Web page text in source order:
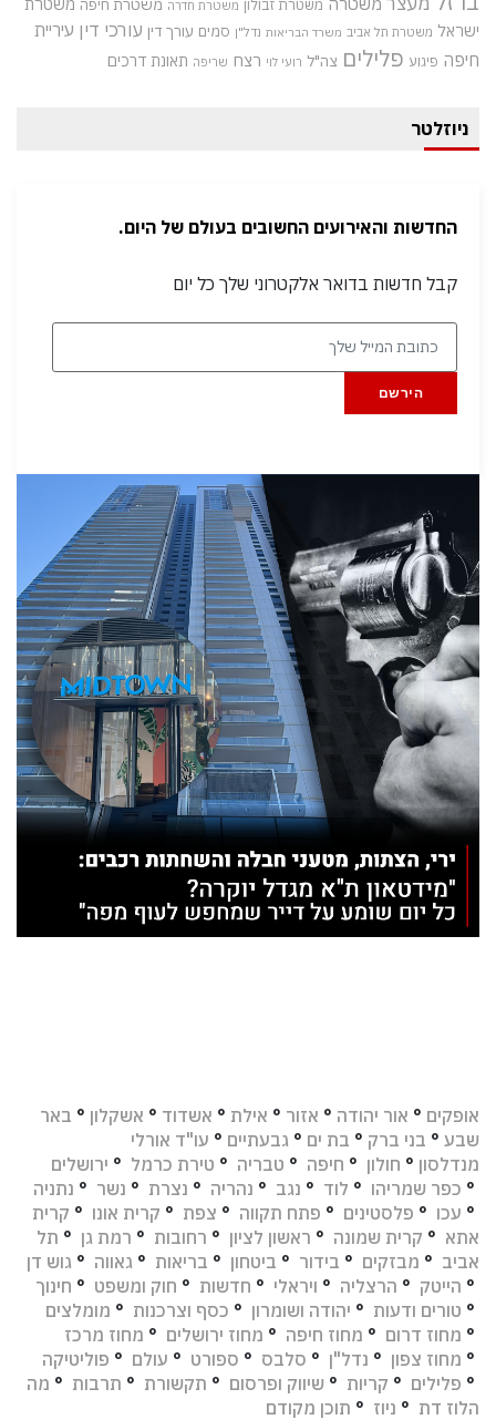
משטרת זבולון משטרת חדרה משטרת חיפה
ישראל משטרת תל אביב משרד הבריאות נדל"ן סמים עורך דין עורכי דין עיריית
חיפה פיגוע פלילים צה"ל רועי לוי רצח שריפה תאונת דרכים
ניוזלטר
החדשות והאירועים החשובים בעולם של היום.
קבל חדשות בדואר אלקטרוני שלך כל יום
הירשם
אופקים ° אור יהודה ° אזור ° אילת ° אשדוד ° אשקלון ° באר
שבע ° בני ברק ° בת ים ° גבעתיים ° עו"ד אורלי
מנדלסון ° חולון ° חיפה ° טבריה ° טירת כרמל ° ירושלים
° כפר שמריהו ° לוד ° נגב ° נהריה ° נצרת ° נשר ° נתניה
° עכו ° פלסטינים ° פתח תקווה ° צפת ° קרית אונו ° קרית
אתא ° קרית שמונה ° ראשון לציון ° רחובות ° רמת גן ° תל
אביב ° מבזקים ° בידור ° ביטחון ° בריאות ° גאווה ° גוש דן
° הייטק ° הרצליה ° ויראלי ° חדשות ° חוק ומשפט ° חינוך
° טורים ודעות ° יהודה ושומרון ° כסף וצרכנות ° מומלצים
° מחוז דרום ° מחוז חיפה ° מחוז ירושלים ° מחוז מרכז
° מחוז צפון ° נדל"ן ° סלבס ° ספורט ° עולם ° פוליטיקה
° פלילים ° קריות ° שיווק ופרסום ° תקשורת ° תרבות ° מה
הלוז דת ° ניוז ° תוכן מקודם